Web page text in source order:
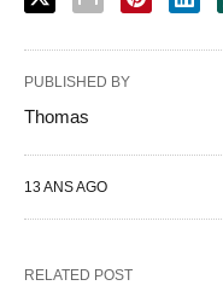
PUBLISHED BY
Thomas
13 ANS AGO
RELATED POST